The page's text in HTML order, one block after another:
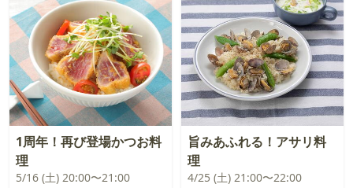
1周年！再び登場かつお料
理
5/16 (土) 20:00〜21:00
旨みあふれる！アサリ料
理
4/25 (土) 21:00〜22:00